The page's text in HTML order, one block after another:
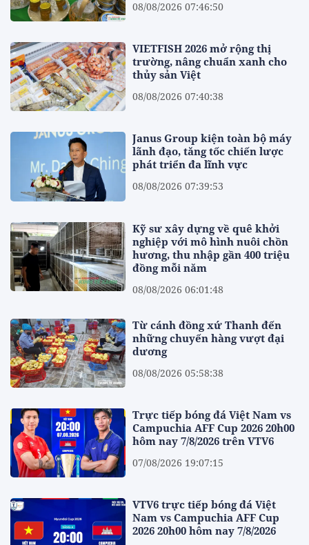
08/08/2026 07:46:50
VIETFISH 2026 mở rộng thị
trường, nâng chuẩn xanh cho
thủy sản Việt
08/08/2026 07:40:38
Janus Group kiện toàn bộ máy
lãnh đạo, tăng tốc chiến lược
phát triển đa lĩnh vực
08/08/2026 07:39:53
Kỹ sư xây dựng về quê khởi
nghiệp với mô hình nuôi chồn
hương, thu nhập gần 400 triệu
đồng mỗi năm
08/08/2026 06:01:48
Từ cánh đồng xứ Thanh đến
những chuyến hàng vượt đại
dương
08/08/2026 05:58:38
Trực tiếp bóng đá Việt Nam vs
Campuchia AFF Cup 2026 20h00
hôm nay 7/8/2026 trên VTV6
07/08/2026 19:07:15
VTV6 trực tiếp bóng đá Việt
Nam vs Campuchia AFF Cup
2026 20h00 hôm nay 7/8/2026